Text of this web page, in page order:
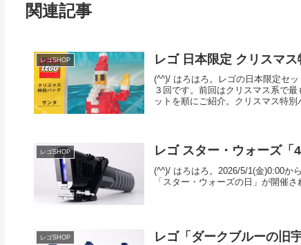
関連記事
レゴSHOP レゴ 日本限定 クリスマ
(^^)/ はろはろ。レゴの日本限定セ
３回です。前回はクリスマス系で
ットを順にご紹介。クリスマス特別
レゴSHOP レゴ スター・ウォーズ「
(^^)/ はろはろ。2026/5/1(金)0:00か
「スター・ウォーズの日」が開催
レゴSHOP レゴ「ダークブルーの旧